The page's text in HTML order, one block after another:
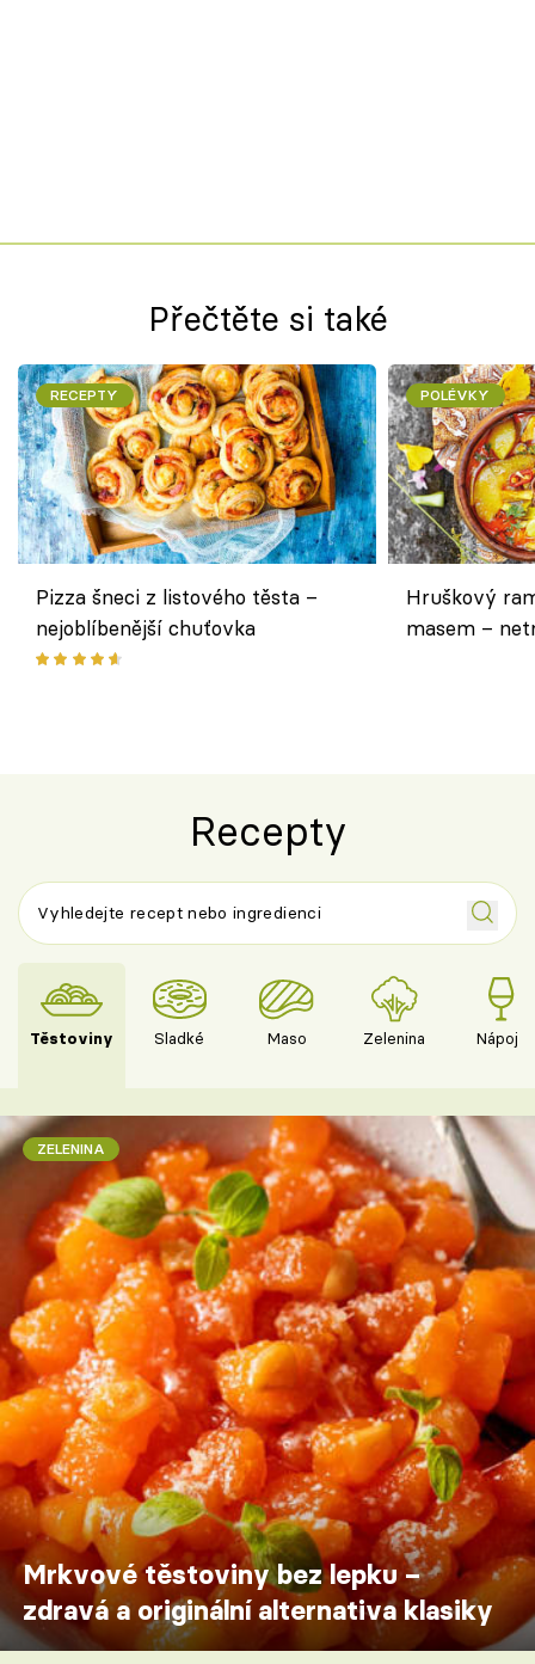
Přečtěte si také
RECEPTY
Pizza šneci z listového těsta –
nejoblíbenější chuťovka
POLÉVKY
Hruškový
masem –
Recepty
Těstoviny Sladké Maso Zelenina Nápoje
ZELENINA
Mrkvové těstoviny bez lepku –
zdravá a originální alternativa klasiky